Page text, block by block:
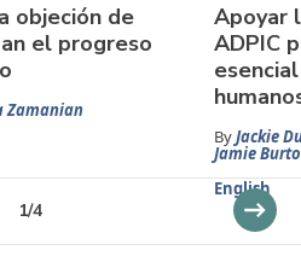
objeción de
el progreso
Zamanian
Apoyar
ADPIC
ByJackie
Jamie
English
1/4